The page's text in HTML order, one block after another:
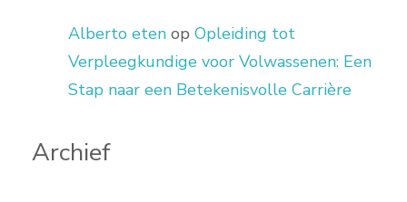
Alberto eten op Opleiding tot
Verpleegkundige voor Volwassenen: Een
Stap naar een Betekenisvolle Carrière
Archief